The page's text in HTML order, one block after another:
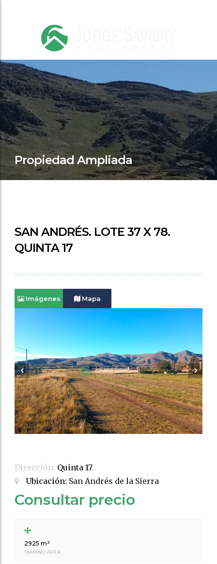
Propiedad Ampliada
SAN ANDRÉS. LOTE 37 X 78.
QUINTA 17
Imágenes Mapa
Dirección: Quinta 17
Ubicación: San Andrés de la Sierra
Consultar precio
2925 m²
TAMAÑO ÁREA